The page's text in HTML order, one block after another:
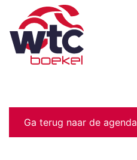
Ga terug naar de agenda